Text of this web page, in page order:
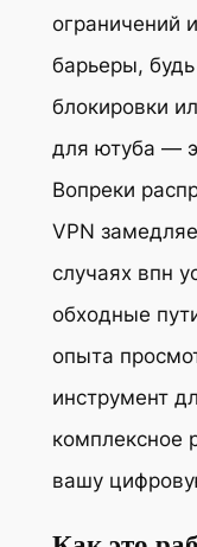
ограничений
барьеры,
блокировки
для ютуба —
Вопреки
VPN
случаях впн
обходные
опыта
инструмент
комплексное
вашу